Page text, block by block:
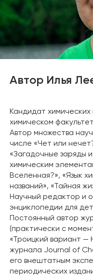
Автор Илья
Кандидат
химическом
Автор множества
числе «Чет или
«Загадочные заряды
химическим
Вселенная?», «Язык
названий», «Тайная
Научный редактор и
энциклопедии для
Постоянный автор
(практически с
«Троицкий вариант —
журнала Journal of
его внештатным
периодических